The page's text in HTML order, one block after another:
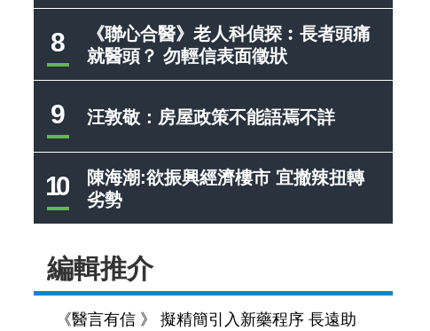
8
《聯心合醫》老人科偵探︰長者頭痛
就醫頭？ 勿輕信表面徵狀
9 汪敦敬：房屋政策不能語焉不詳
10
陳海潮:欲振興經濟樓市 宜撤辣扭轉
劣勢
編輯推介
《醫言有信 》 擬精簡引入新藥程序 長遠助